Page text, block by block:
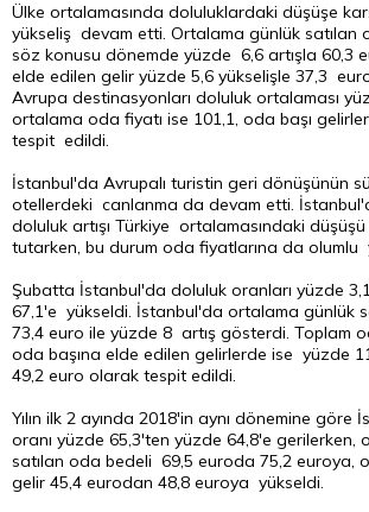
Ülke ortalamasında doluluklardaki düşüşe
yükseliş devam etti. Ortalama günlük satılan
söz konusu dönemde yüzde 6,6 artışla 60,3
elde edilen gelir yüzde 5,6 yükselişle 37,3
Avrupa destinasyonları doluluk ortalaması
ortalama oda fiyatı ise 101,1, oda başı
tespit edildi.
İstanbul'da Avrupalı turistin geri dönüşünün
otellerdeki canlanma da devam etti.
doluluk artışı Türkiye ortalamasındaki
tutarken, bu durum oda fiyatlarına da olumlu
Şubatta İstanbul'da doluluk oranları yüzde
67,1'e yükseldi. İstanbul'da ortalama günlük
73,4 euro ile yüzde 8 artış gösterdi. Toplam
oda başına elde edilen gelirlerde ise yüzde
49,2 euro olarak tespit edildi.
Yılın ilk 2 ayında 2018'in aynı dönemine göre
oranı yüzde 65,3'ten yüzde 64,8'e gerilerken,
satılan oda bedeli 69,5 euroda 75,2 euroya,
gelir 45,4 eurodan 48,8 euroya yükseldi.